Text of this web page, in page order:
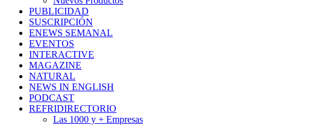
PUBLICIDAD
SUSCRIPCIÓN
ENEWS SEMANAL
EVENTOS
INTERACTIVE
MAGAZINE
NATURAL
NEWS IN ENGLISH
PODCAST
REFRIDIRECTORIO
Las 1000 y + Empresas